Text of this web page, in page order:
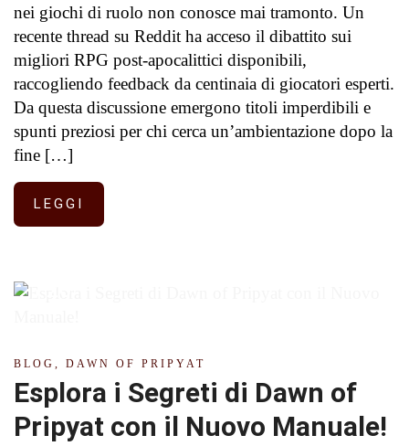
nei giochi di ruolo non conosce mai tramonto. Un
recente thread su Reddit ha acceso il dibattito sui
migliori RPG post-apocalittici disponibili,
raccogliendo feedback da centinaia di giocatori esperti.
Da questa discussione emergono titoli imperdibili e
spunti preziosi per chi cerca un’ambientazione dopo la
fine […]
LEGGI
BLOG , DAWN OF PRIPYAT
Esplora i Segreti di Dawn of
Pripyat con il Nuovo Manuale!